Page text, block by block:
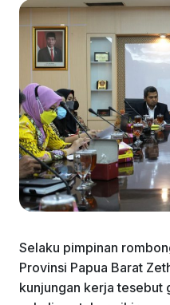
Selaku pimpinan
Provinsi Papua Barat
kunjungan kerja tesebut